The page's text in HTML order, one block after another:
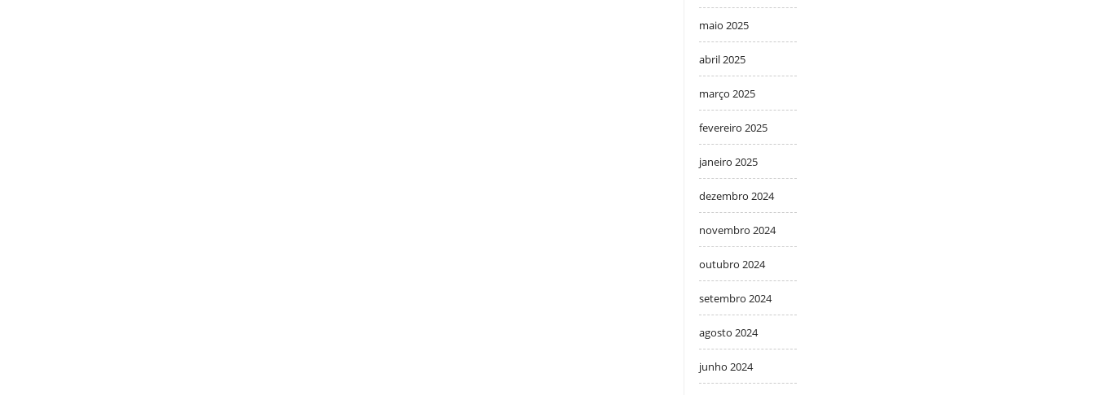
maio 2025
abril 2025
março 2025
fevereiro 2025
janeiro 2025
dezembro 2024
novembro 2024
outubro 2024
setembro 2024
agosto 2024
junho 2024